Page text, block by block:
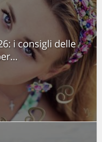
i consigli delle